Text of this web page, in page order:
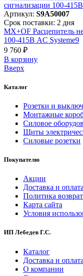
Артикул: S9A50007
Срок поставки: 2 дня
MX+OF Расцепитель
100-415В AC Systeme9
9 760 ₽
В корзинy
Вверх
Каталог
Розетки и
Монтажные
Силовое
Щиты
Силовые розетки
Покупателю
Акции
Доставка и оплата
Политика
Карта сайта
Условия
ИП Лебедев Г.С.
Каталог
Доставка и оплата
О компании